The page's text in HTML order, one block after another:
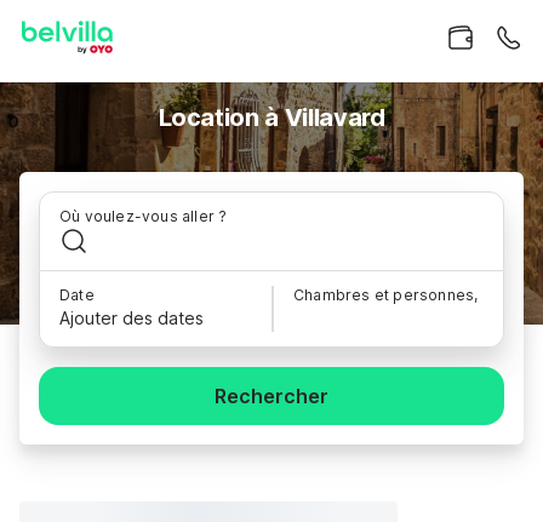
Location à Villavard
Où voulez-vous aller ?
Date
Ajouter des dates
Chambres et personnes,
Rechercher